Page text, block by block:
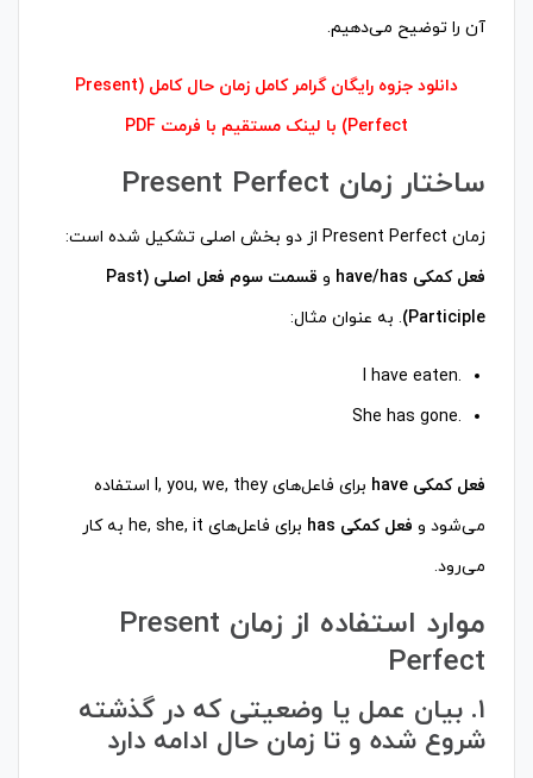
آن را توضیح می‌دهیم.
دانلود جزوه رایگان گرامر کامل زمان حال کامل (Present
Perfect) با لینک مستقیم با فرمت PDF
ساختار زمان Present Perfect
زمان Present Perfect از دو بخش اصلی تشکیل شده است:
فعل کمکی have/has
و
قسمت سوم فعل اصلی (Past
Participle) . به عنوان مثال:
.I have eaten
.She has gone
فعل کمکی have
برای فاعل‌های I, you, we, they استفاده
می‌شود و فعل کمکی has
برای فاعل‌های he, she, it به کار
می‌رود.
موارد استفاده از زمان Present
Perfect
۱. بیان عمل یا وضعیتی که در گذشته
شروع شده و تا زمان حال ادامه دارد